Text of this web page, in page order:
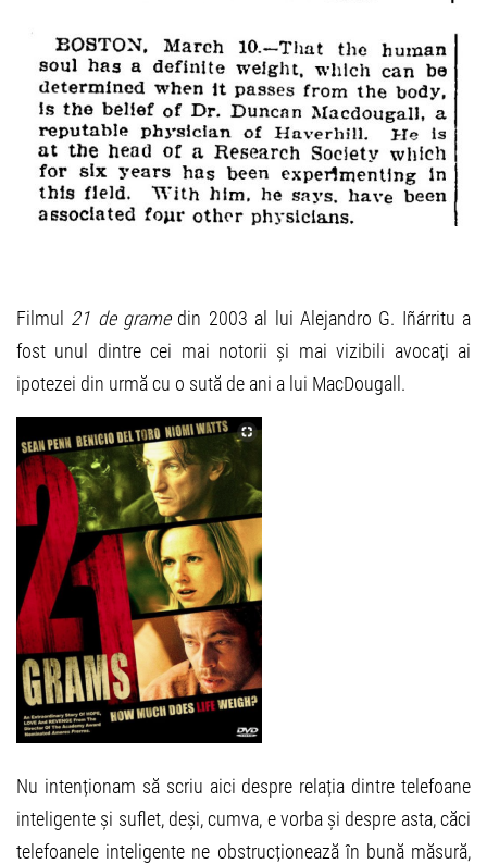
Filmul 21 de gramedin 2003 al lui Alejandro G. Iñárritu a
fost unul dintre cei mai notorii și mai vizibili avocați ai
ipotezei din urmă cu o sută de ani a lui MacDougall.
Nu intenționam să scriu aici despre relația dintre telefoane
inteligente și suflet, deși, cumva, e vorba și despre asta, căci
telefoanele inteligente ne obstrucționează în bună măsură,